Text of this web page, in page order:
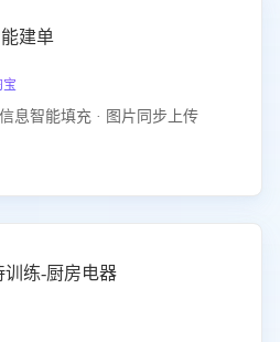
建单
息智能填充 · 图片同步上传
训练-厨房电器